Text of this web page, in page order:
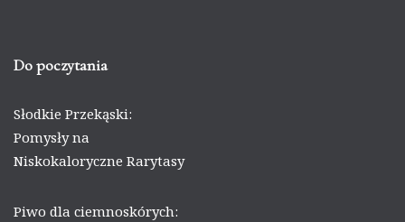
Do poczytania
Słodkie Przekąski:
Pomysły na
Niskokaloryczne Rarytasy
Piwo dla ciemnoskórych: